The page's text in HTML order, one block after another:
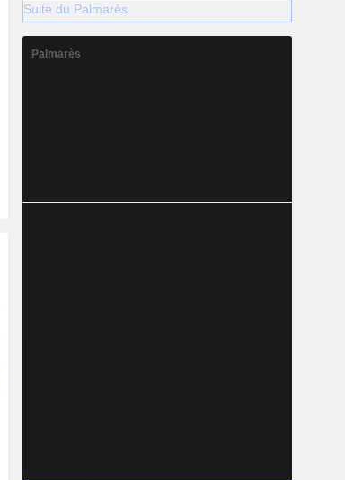
Suite du Palmarès
Palmarès